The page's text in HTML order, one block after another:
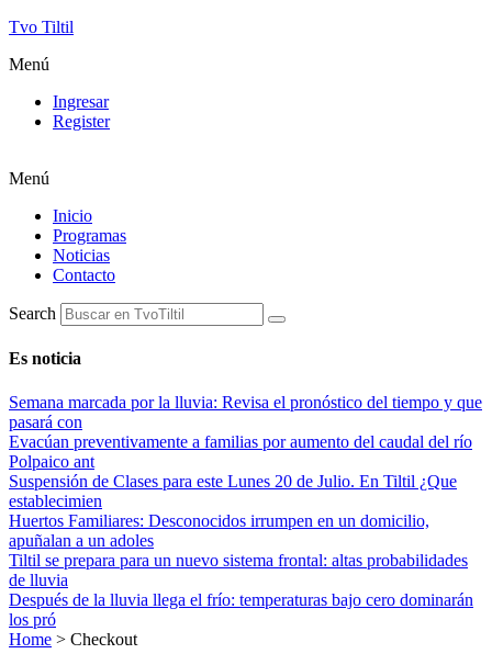
Tvo Tiltil
Menú
Ingresar
Register
Menú
Inicio
Programas
Noticias
Contacto
Search
Es noticia
Semana marcada por la lluvia: Revisa el pronóstico del tiempo y que
pasará con
Evacúan preventivamente a familias por aumento del caudal del río
Polpaico ant
Suspensión de Clases para este Lunes 20 de Julio. En Tiltil ¿Que
establecimien
Huertos Familiares: Desconocidos irrumpen en un domicilio,
apuñalan a un adoles
Tiltil se prepara para un nuevo sistema frontal: altas probabilidades
de lluvia
Después de la lluvia llega el frío: temperaturas bajo cero dominarán
los pró
Home > Checkout